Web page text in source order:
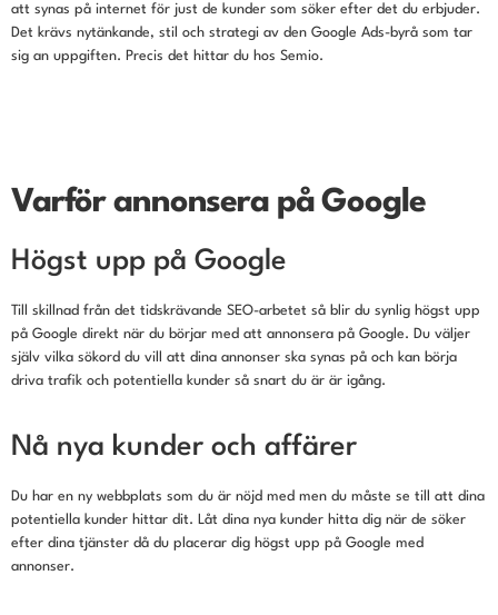
att synas på internet för just de kunder som söker efter det du erbjuder.
Det krävs nytänkande, stil och strategi av den Google Ads-byrå som tar
sig an uppgiften. Precis det hittar du hos Semio.
Varför annonsera på Google
Högst upp på Google
Till skillnad från det tidskrävande SEO-arbetet så blir du synlig högst upp
på Google direkt när du börjar med att annonsera på Google. Du väljer
själv vilka sökord du vill att dina annonser ska synas på och kan börja
driva trafik och potentiella kunder så snart du är är igång.
Nå nya kunder och affärer
Du har en ny webbplats som du är nöjd med men du måste se till att dina
potentiella kunder hittar dit. Låt dina nya kunder hitta dig när de söker
efter dina tjänster då du placerar dig högst upp på Google med
annonser.